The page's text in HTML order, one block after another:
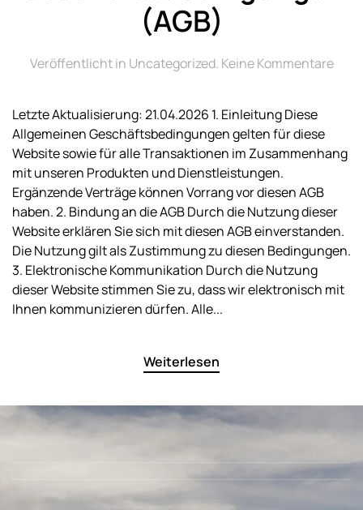
(AGB)
Veröffentlicht in Uncategorized. Keine Kommentarezu
Letzte Aktualisierung: 21.04.2026 1. Einleitung Diese
Allgemeinen Geschäftsbedingungen gelten für diese
Website sowie für alle Transaktionen im Zusammenhang
mit unseren Produkten und Dienstleistungen.
Ergänzende Verträge können Vorrang vor diesen AGB
haben. 2. Bindung an die AGB Durch die Nutzung dieser
Website erklären Sie sich mit diesen AGB einverstanden.
Die Nutzung gilt als Zustimmung zu diesen Bedingungen.
3. Elektronische Kommunikation Durch die Nutzung
dieser Website stimmen Sie zu, dass wir elektronisch mit
Ihnen kommunizieren dürfen. Alle...
Weiterlesen